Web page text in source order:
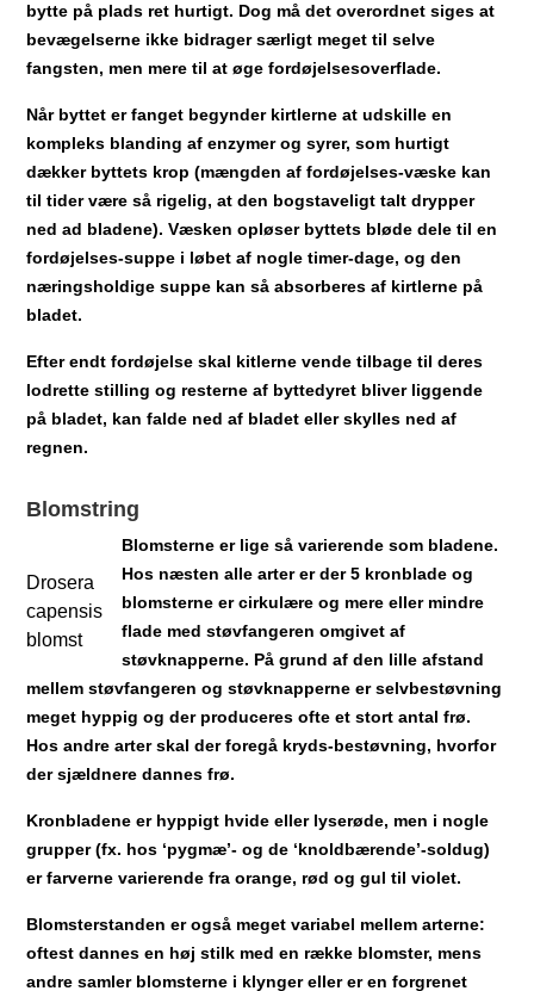
bytte på plads ret hurtigt. Dog må det overordnet siges at
bevægelserne ikke bidrager særligt meget til selve
fangsten, men mere til at øge fordøjelsesoverflade.
Når byttet er fanget begynder kirtlerne at udskille en
kompleks blanding af enzymer og syrer, som hurtigt
dækker byttets krop (mængden af fordøjelses-væske kan
til tider være så rigelig, at den bogstaveligt talt drypper
ned ad bladene). Væsken opløser byttets bløde dele til en
fordøjelses-suppe i løbet af nogle timer-dage, og den
næringsholdige suppe kan så absorberes af kirtlerne på
bladet.
Efter endt fordøjelse skal kitlerne vende tilbage til deres
lodrette stilling og resterne af byttedyret bliver liggende
på bladet, kan falde ned af bladet eller skylles ned af
regnen.
Blomstring
Drosera
capensis
blomst
Blomsterne er lige så varierende som bladene.
Hos næsten alle arter er der 5 kronblade og
blomsterne er cirkulære og mere eller mindre
flade med støvfangeren omgivet af
støvknapperne. På grund af den lille afstand
mellem støvfangeren og støvknapperne er selvbestøvning
meget hyppig og der produceres ofte et stort antal frø.
Hos andre arter skal der foregå kryds-bestøvning, hvorfor
der sjældnere dannes frø.
Kronbladene er hyppigt hvide eller lyserøde, men i nogle
grupper (fx. hos ‘pygmæ’- og de ‘knoldbærende’-soldug)
er farverne varierende fra orange, rød og gul til violet.
Blomsterstanden er også meget variabel mellem arterne:
oftest dannes en høj stilk med en række blomster, mens
andre samler blomsterne i klynger eller er en forgrenet